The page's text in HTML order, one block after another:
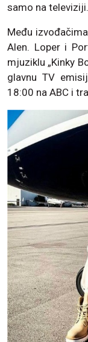
samo na televiziji.
Među
Alen. Loper i
mjuziklu „Kinky
glavnu TV
18:00 na ABC i